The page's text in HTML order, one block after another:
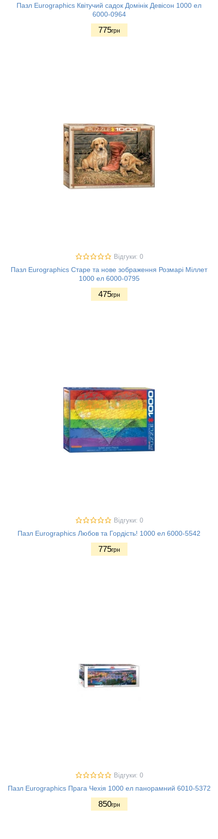
Пазл Eurographics Квітучий садок Домінік Девісон 1000 ел
6000-0964
775грн
Відгуки: 0
Пазл Eurographics Старе та нове зображення Розмарі Міллет
1000 ел 6000-0795
475грн
Відгуки: 0
Пазл Eurographics Любов та Гордість! 1000 ел 6000-5542
775грн
Відгуки: 0
Пазл Eurographics Прага Чехія 1000 ел панорамний 6010-5372
850грн